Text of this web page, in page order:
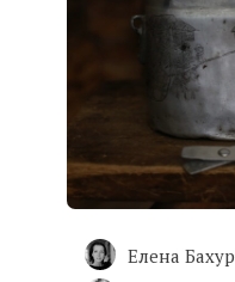
Елена Бахур